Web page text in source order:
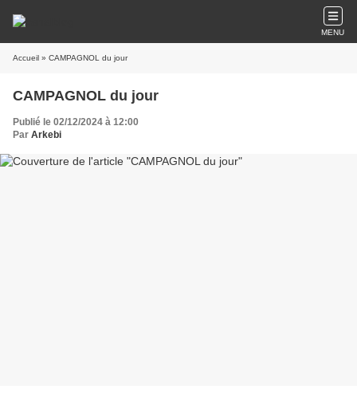
MENU
Accueil » CAMPAGNOL du jour
CAMPAGNOL du jour
Publié le 02/12/2024 à 12:00
Par Arkebi